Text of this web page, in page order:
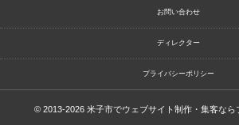
お問い合わせ
ディレクター
プライバシーポリシー
© 2013-2026 米子市でウェブサイト制作・集客なら